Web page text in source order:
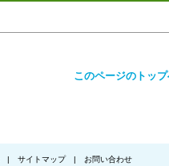
このページのトッ
| サイトマップ | お問い合わせ